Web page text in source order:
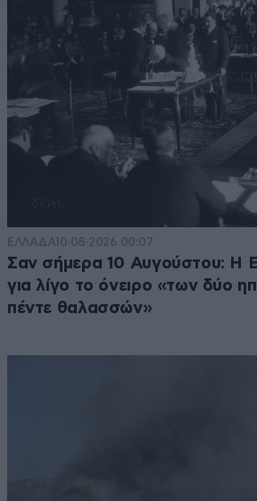
ΕΛΛΑΔΑ10·08·2026 00:07
Σαν σήμερα 10 Αυγούστου: Η
για λίγο το όνειρο «των δύο
πέντε θαλασσών»